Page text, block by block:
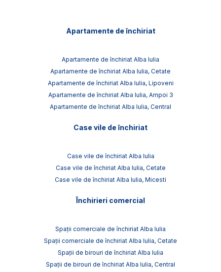
Apartamente de închiriat
Apartamente de închiriat Alba Iulia
Apartamente de închiriat Alba Iulia, Cetate
Apartamente de închiriat Alba Iulia, Lipoveni
Apartamente de închiriat Alba Iulia, Ampoi 3
Apartamente de închiriat Alba Iulia, Central
Case vile de închiriat
Case vile de închiriat Alba Iulia
Case vile de închiriat Alba Iulia, Cetate
Case vile de închiriat Alba Iulia, Micesti
Închirieri comercial
Spații comerciale de închiriat Alba Iulia
Spații comerciale de închiriat Alba Iulia, Cetate
Spații de birouri de închiriat Alba Iulia
Spații de birouri de închiriat Alba Iulia, Central